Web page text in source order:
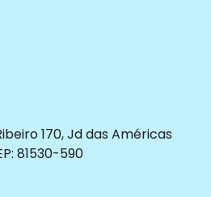
170, Jd das Américas
81530-590